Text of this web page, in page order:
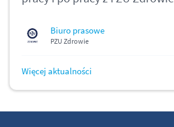
Biuro prasowe
PZU Zdrowie
Więcej aktualności